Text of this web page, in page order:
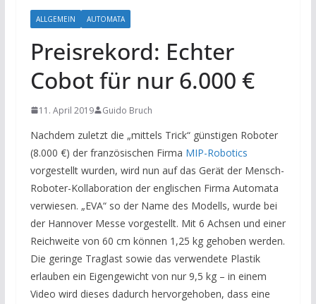
ALLGEMEIN AUTOMATA
Preisrekord: Echter
Cobot für nur 6.000 €
11. April 2019 Guido Bruch
Nachdem zuletzt die „mittels Trick“ günstigen Roboter
(8.000 €) der französischen Firma MIP-Robotics
vorgestellt wurden, wird nun auf das Gerät der Mensch-
Roboter-Kollaboration der englischen Firma Automata
verwiesen. „EVA“ so der Name des Modells, wurde bei
der Hannover Messe vorgestellt. Mit 6 Achsen und einer
Reichweite von 60 cm können 1,25 kg gehoben werden.
Die geringe Traglast sowie das verwendete Plastik
erlauben ein Eigengewicht von nur 9,5 kg – in einem
Video wird dieses dadurch hervorgehoben, dass eine